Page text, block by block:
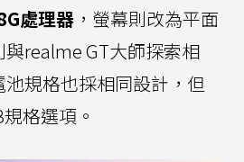
處理器 ，螢幕則改為平面
realme GT大師探索相
規格也採相同設計，但
格選項。